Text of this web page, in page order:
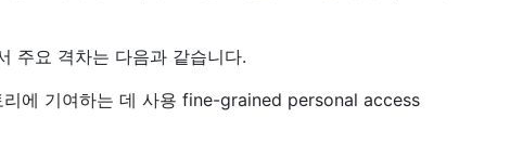
요 격차는 다음과 같습니다.
에 기여하는 데 사용 fine-grained personal access